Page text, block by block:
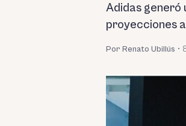
Adidas generó
proyecciones
Por Renato Ubillús •